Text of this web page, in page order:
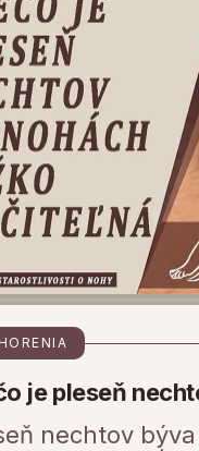
je pleseň
nechtov